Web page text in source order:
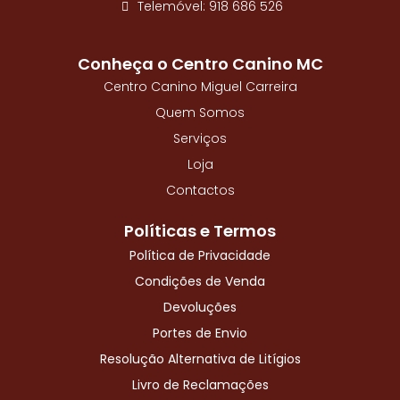
k
-
Telemóvel: 918 686 526
Conheça o Centro Canino MC
Centro Canino Miguel Carreira
Quem Somos
Serviços
Loja
Contactos
Políticas e Termos
Política de Privacidade
Condições de Venda
Devoluções
Portes de Envio
Resolução Alternativa de Litígios
Livro de Reclamações